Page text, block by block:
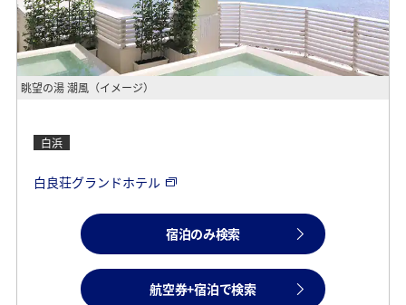
眺望の湯 潮風（イメージ）
白浜
白良荘グランドホテル
宿泊のみ検索
航空券+宿泊で検索